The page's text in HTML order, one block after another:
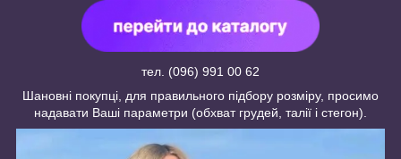
тел. (096) 991 00 62
Шановні покупці, для правильного підбору розміру, просимо
надавати Ваші параметри (обхват грудей, талії і стегон).